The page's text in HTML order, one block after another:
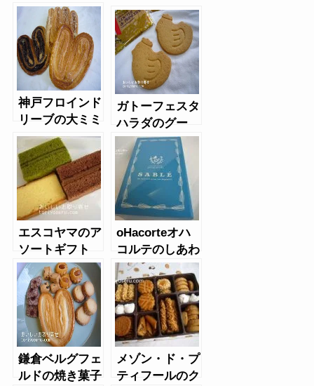
神戸フロインド
リーブの大ミミ
パイ
ガトーフェスタ
ハラダのグー
テ・デ・プリン
セス
エスコヤマのア
ソートギフト
oHacorteオハ
コルテのしあわ
せをはこぶ と
りサブレ缶
鎌倉ベルグフェ
ルドの焼き菓子
メゾン・ド・プ
ティフールのク